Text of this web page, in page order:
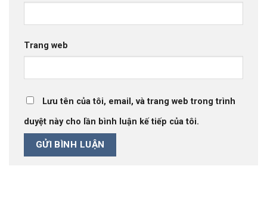
Trang web
Lưu tên của tôi, email, và trang web trong trình
duyệt này cho lần bình luận kế tiếp của tôi.